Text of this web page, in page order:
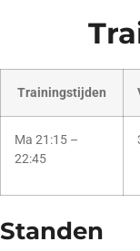
Trainingstijden
Ma 21:15 –
22:45
Standen